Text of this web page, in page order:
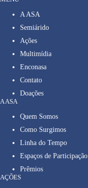
A ASA
Semiárido
Ações
Multimídia
Enconasa
Contato
Doações
A ASA
Quem Somos
Como Surgimos
Linha do Tempo
Espaços de Participação
Prêmios
AÇÕES